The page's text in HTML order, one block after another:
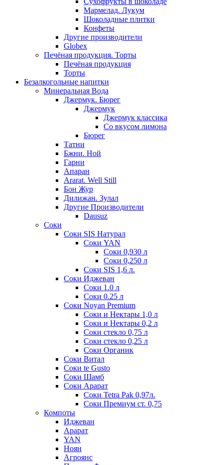
Мармелад. Лукум
Шоколадные плитки
Конфеты
Другие производители
Globex
Печёная продукция. Торты
Печёная продукция
Торты
Безалкогольные напитки
Минеральная Вода
Джермук. Бюрег
Джермук
Джермук классика
Со вкусом лимона
Бюрег
Татни
Бжни. Ной
Гарни
Апаран
Ararat. Well Still
Бон Жур
Дилижан. Зулал
Другие Производители
Dausuz
Соки
Соки SIS Натурал
Соки YAN
Соки 0,930 л
Соки 0,250 л
Соки SIS 1,6 л.
Соки Иджеван
Соки 1.0 л
Соки 0.25 л
Соки Noyan Premium
Соки и Нектары 1,0 л
Соки и Нектары 0,2 л
Соки стекло 0,75 л
Соки стекло 0,25 л
Соки Органик
Соки Витал
Соки te Gusto
Соки Шамб
Соки Арарат
Соки Tetra Pak 0,97л.
Соки Премиум ст. 0,75
Компоты
Иджеван
Арарат
YAN
Ноян
Агроянс